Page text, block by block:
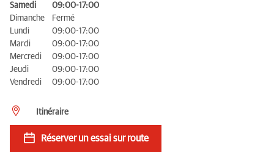
Samedi
09:00-17:00
Dimanche
Fermé
Lundi
09:00-17:00
Mardi
09:00-17:00
Mercredi
09:00-17:00
Jeudi
09:00-17:00
Vendredi
09:00-17:00
Itinéraire
Réserver un essai sur route